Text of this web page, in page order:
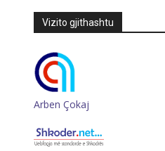
Vizito gjithashtu
Arben Çokaj